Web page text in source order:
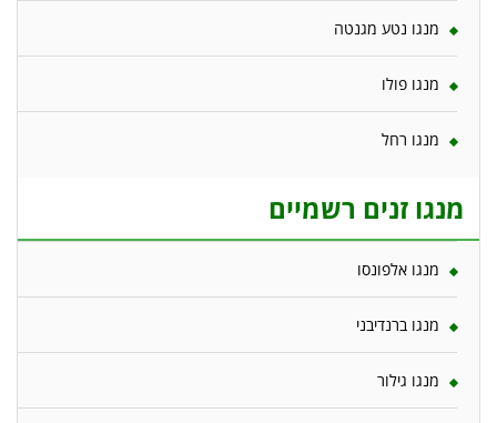
מנגו נטע מגנטה
מנגו פולו
מנגו רחל
מנגו זנים רשמיים
מנגו אלפונסו
מנגו ברנדיבני
מנגו גילור